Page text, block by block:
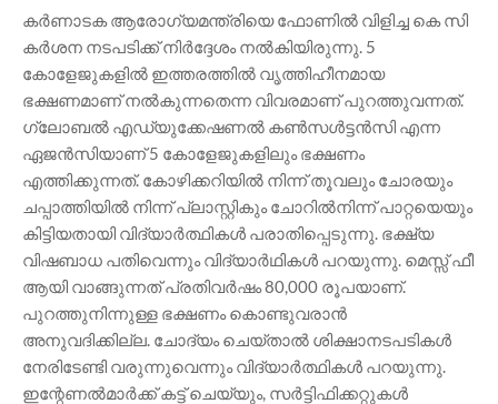
കർണാടക ആരോഗ്യമന്ത്രിയെ ഫോണിൽ വിളിച്ച കെ സി
കർശന നടപടിക്ക് നിർദ്ദേശം നൽകിയിരുന്നു. 5
കോളേജുകളിൽ ഇത്തരത്തിൽ വൃത്തിഹീനമായ
ഭക്ഷണമാണ് നൽകുന്നതെന്ന വിവരമാണ് പുറത്തുവന്നത്. ​
ഗ്ലോബൽ എഡ്യുക്കേഷണൽ കൺസൾട്ടൻസി എന്ന
ഏജൻസിയാണ് 5 കോളേജുകളിലും ഭക്ഷണം
എത്തിക്കുന്നത്. കോഴിക്കറിയിൽ നിന്ന് തൂവലും ചോരയും
ചപ്പാത്തിയിൽ നിന്ന് പ്ലാസ്റ്റികും ചോറിൽനിന്ന് പാറ്റയെയും
കിട്ടിയതായി വിദ്യാർത്ഥികൾ പരാതിപ്പെടുന്നു. ഭക്ഷ്യ
വിഷബാധ പതിവെന്നും വിദ്യാർഥികൾ പറയുന്നു. മെസ്സ് ഫീ
ആയി വാങ്ങുന്നത് പ്രതിവർഷം 80,000 രൂപയാണ്.
പുറത്തുനിന്നുള്ള ഭക്ഷണം കൊണ്ടുവരാൻ
അനുവദിക്കില്ല. ചോദ്യം ചെയ്താൽ ശിക്ഷാനടപടികൾ
നേരിടേണ്ടി വരുന്നുവെന്നും വിദ്യാർത്ഥികൾ പറയുന്നു.
ഇന്റേണൽമാർക്ക് കട്ട് ചെയ്യും, സർട്ടിഫിക്കറ്റുകൾ